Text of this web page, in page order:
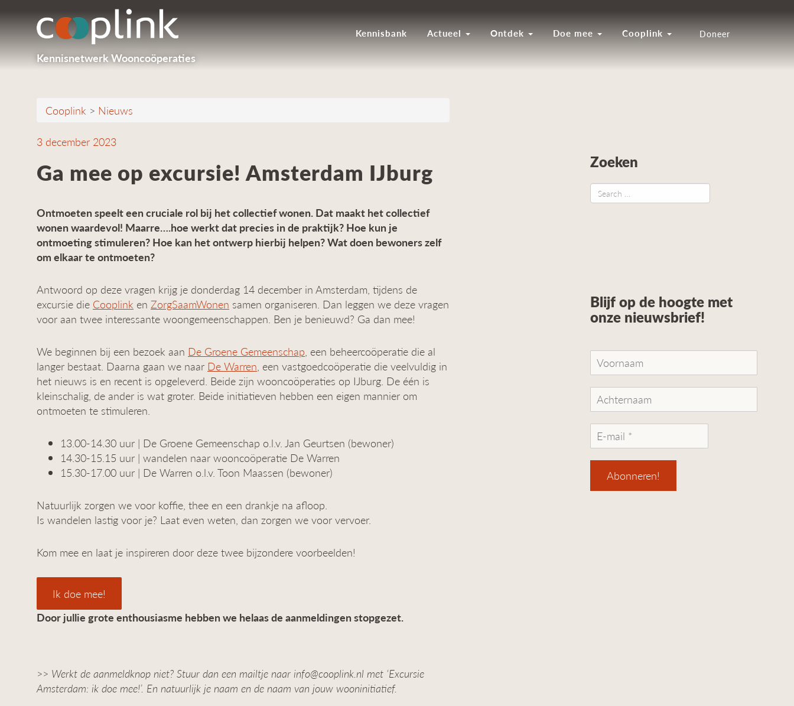
Kennisnetwerk Wooncoöperaties
Kennisbank Actueel Ontdek Doe mee Cooplink Doneer
Cooplink > Nieuws
3 december 2023
Ga mee op excursie! Amsterdam IJburg
Ontmoeten speelt een cruciale rol bij het collectief wonen. Dat maakt het collectief
wonen waardevol! Maarre….hoe werkt dat precies in de praktijk? Hoe kun je
ontmoeting stimuleren? Hoe kan het ontwerp hierbij helpen? Wat doen bewoners zelf
om elkaar te ontmoeten?
Antwoord op deze vragen krijg je donderdag 14 december in Amsterdam, tijdens de
excursie die Cooplink en ZorgSaamWonen samen organiseren. Dan leggen we deze vragen
voor aan twee interessante woongemeenschappen. Ben je benieuwd? Ga dan mee!
We beginnen bij een bezoek aan De Groene Gemeenschap, een beheercoöperatie die al
langer bestaat. Daarna gaan we naar De Warren, een vastgoedcoöperatie die veelvuldig in
het nieuws is en recent is opgeleverd. Beide zijn wooncoöperaties op IJburg. De één is
kleinschalig, de ander is wat groter. Beide initiatieven hebben een eigen mannier om
ontmoeten te stimuleren.
13.00-14.30 uur | De Groene Gemeenschap o.l.v. Jan Geurtsen (bewoner)
14.30-15.15 uur | wandelen naar wooncoöperatie De Warren
15.30-17.00 uur | De Warren o.l.v. Toon Maassen (bewoner)
Natuurlijk zorgen we voor koffie, thee en een drankje na afloop.
Is wandelen lastig voor je? Laat even weten, dan zorgen we voor vervoer.
Kom mee en laat je inspireren door deze twee bijzondere voorbeelden!
Ik doe mee!
Door jullie grote enthousiasme hebben we helaas de aanmeldingen stopgezet.
>> Werkt de aanmeldknop niet? Stuur dan een mailtje naar info@cooplink.nl met ‘Excursie
Amsterdam: ik doe mee!’. En natuurlijk je naam en de naam van jouw wooninitiatief.
Zoeken
Blijf op de hoogte met
onze nieuwsbrief!